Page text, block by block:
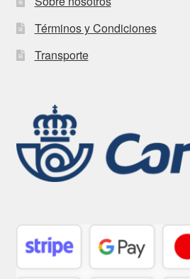
Términos y Condiciones
Transporte